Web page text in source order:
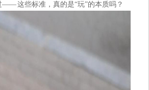
—— 这些标准，真的是“玩”的本质吗？